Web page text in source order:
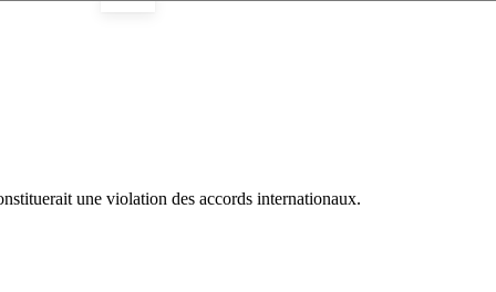
une violation des accords internationaux.